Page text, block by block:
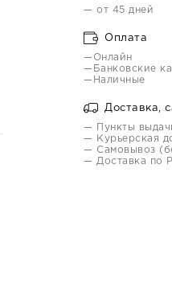
— от 45 дней
Оплата
—Онлайн
—Банковские
—Наличные
Доставка,
— Пункты
— Курьерская
— Самовывоз
— Доставка по